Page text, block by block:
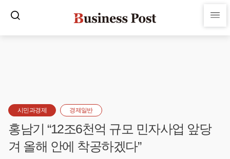
시민과경제 경제일반
홍남기 “12조6천억 규모 민자사업 앞당
겨 올해 안에 착공하겠다”